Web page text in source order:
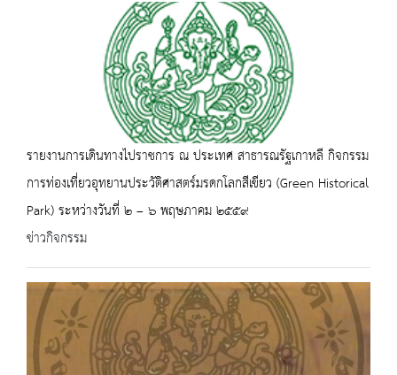
รายงานการเดินทางไปราชการ ณ ประเทศ สาธารณรัฐเกาหลี กิจกรรม
การท่องเที่ยวอุทยานประวัติศาสตร์มรดกโลกสีเขียว (Green Historical
Park) ระหว่างวันที่ ๒ – ๖ พฤษภาคม ๒๕๕๙
ข่าวกิจกรรม